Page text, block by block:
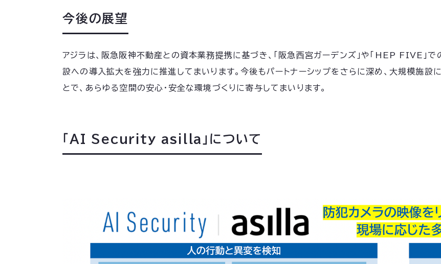
今後の展望
アジラは、阪急阪神不動産との資本業務提携に基づき、「阪急西宮ガーデンズ」や「HEP FIVE」
設への導入拡大を強力に推進してまいります。今後もパートナーシップをさらに深め、大規模施設
とで、あらゆる空間の安心・安全な環境づくりに寄与してまいります。
「AI Security asilla」について